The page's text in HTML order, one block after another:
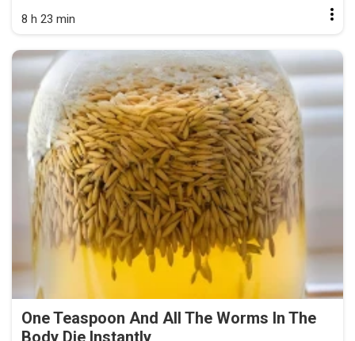
8 h 23 min
One Teaspoon And All The Worms In The
Body Die Instantly